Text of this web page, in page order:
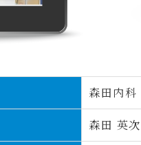
森田内科
森田 英